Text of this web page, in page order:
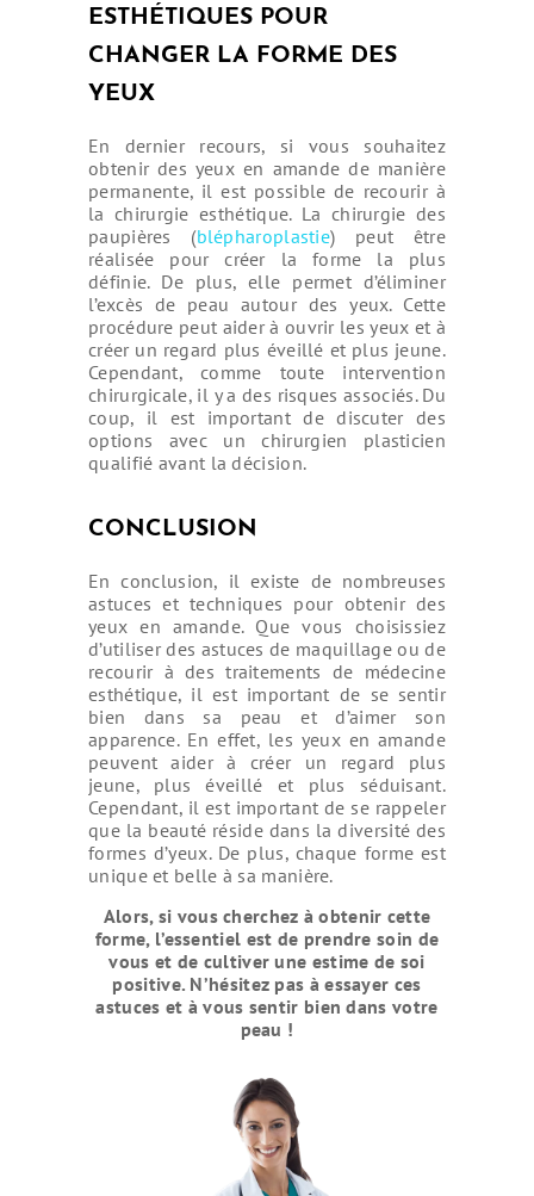
ESTHÉTIQUES POUR
CHANGER LA FORME DES
YEUX
En dernier recours, si vous souhaitez
obtenir des yeux en amande de manière
permanente, il est possible de recourir à
la chirurgie esthétique. La chirurgie des
paupières (blépharoplastie) peut être
réalisée pour créer la forme la plus
définie. De plus, elle permet d’éliminer
l’excès de peau autour des yeux. Cette
procédure peut aider à ouvrir les yeux et à
créer un regard plus éveillé et plus jeune.
Cependant, comme toute intervention
chirurgicale, il y a des risques associés. Du
coup, il est important de discuter des
options avec un chirurgien plasticien
qualifié avant la décision.
CONCLUSION
En conclusion, il existe de nombreuses
astuces et techniques pour obtenir des
yeux en amande. Que vous choisissiez
d’utiliser des astuces de maquillage ou de
recourir à des traitements de médecine
esthétique, il est important de se sentir
bien dans sa peau et d’aimer son
apparence. En effet, les yeux en amande
peuvent aider à créer un regard plus
jeune, plus éveillé et plus séduisant.
Cependant, il est important de se rappeler
que la beauté réside dans la diversité des
formes d’yeux. De plus, chaque forme est
unique et belle à sa manière.
Alors, si vous cherchez à obtenir cette
forme, l’essentiel est de prendre soin de
vous et de cultiver une estime de soi
positive. N’hésitez pas à essayer ces
astuces et à vous sentir bien dans votre
peau !